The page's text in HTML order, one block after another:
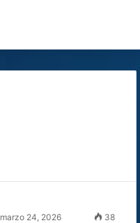
marzo 24, 2026 38